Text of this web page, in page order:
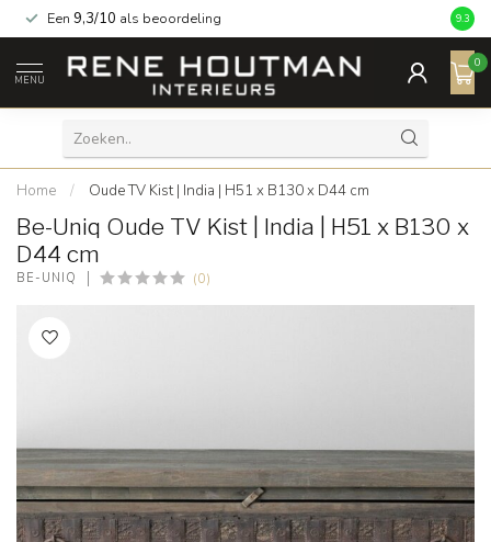
Een 9,3/10 als beoordeling 9.3
MENU
0
Home / Oude TV Kist | India | H51 x B130 x D44 cm
Be-Uniq Oude TV Kist | India | H51 x B130 x
D44 cm
BE-UNIQ (0)